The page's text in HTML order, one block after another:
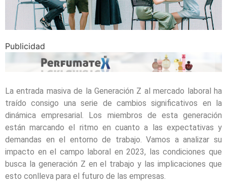
Publicidad
La entrada masiva de la Generación Z al mercado laboral ha
traído consigo una serie de cambios significativos en la
dinámica empresarial. Los miembros de esta generación
están marcando el ritmo en cuanto a las expectativas y
demandas en el entorno de trabajo. Vamos a analizar su
impacto en el campo laboral en 2023, las condiciones que
busca la generación Z en el trabajo y las implicaciones que
esto conlleva para el futuro de las empresas.